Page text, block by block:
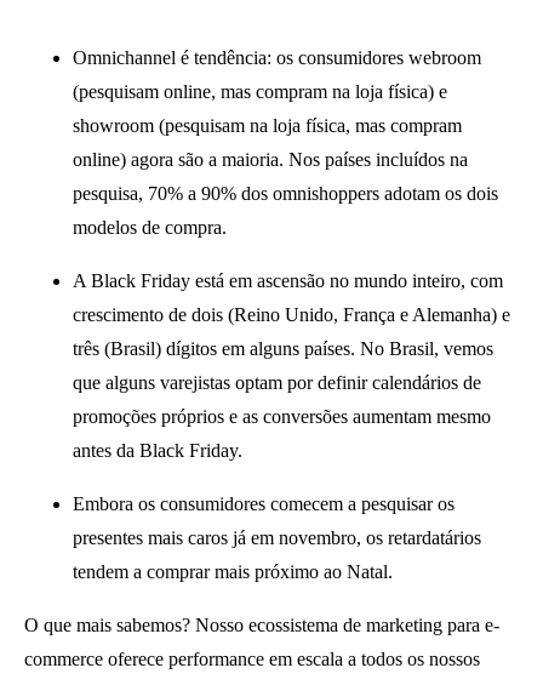
Omnichannel é tendência: os consumidores webroom
(pesquisam online, mas compram na loja física) e
showroom (pesquisam na loja física, mas compram
online) agora são a maioria. Nos países incluídos na
pesquisa, 70% a 90% dos omnishoppers adotam os dois
modelos de compra.
A Black Friday está em ascensão no mundo inteiro, com
crescimento de dois (Reino Unido, França e Alemanha) e
três (Brasil) dígitos em alguns países. No Brasil, vemos
que alguns varejistas optam por definir calendários de
promoções próprios e as conversões aumentam mesmo
antes da Black Friday.
Embora os consumidores comecem a pesquisar os
presentes mais caros já em novembro, os retardatários
tendem a comprar mais próximo ao Natal.
O que mais sabemos? Nosso ecossistema de marketing para e-
commerce oferece performance em escala a todos os nossos